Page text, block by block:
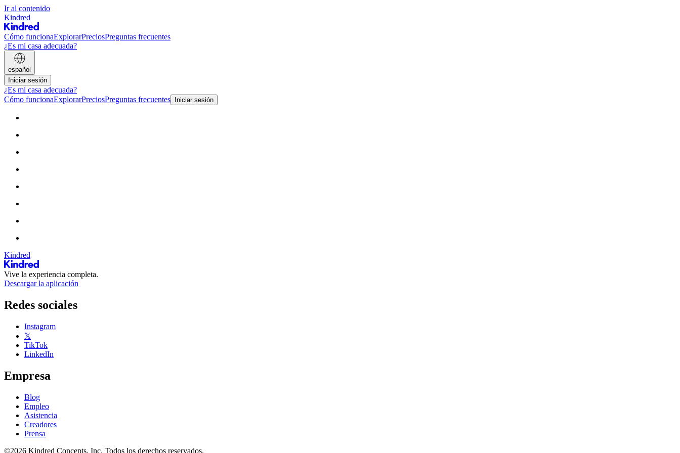
Ir al contenido
Kindred
Cómo funcionaExplorarPreciosPreguntas frecuentes
¿Es mi casa adecuada?
español
Iniciar sesión
¿Es mi casa adecuada?
Cómo funcionaExplorarPreciosPreguntas frecuentes Iniciar sesión
Kindred
Vive la experiencia completa.
Descargar la aplicación
Redes sociales
Instagram
𝕏
TikTok
LinkedIn
Empresa
Blog
Empleo
Asistencia
Creadores
Prensa
©2026 Kindred Concepts, Inc. Todos los derechos reservados.